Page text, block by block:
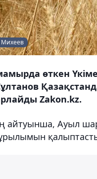
Михеев
өткен
Zakon.kz.
айтуынша, Ауыл